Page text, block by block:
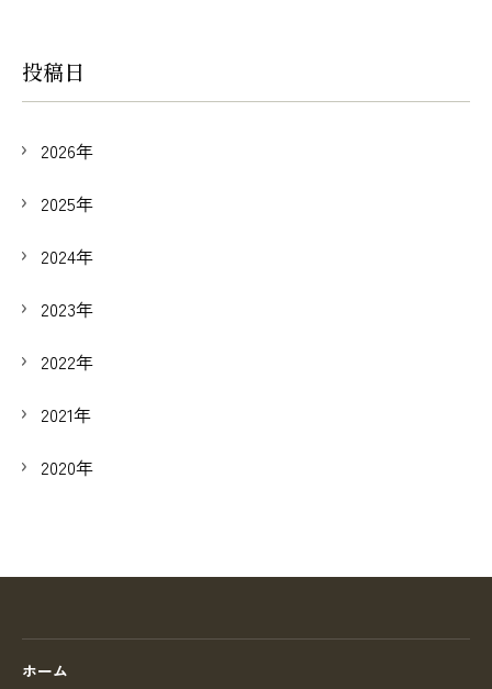
投稿日
2026年
2025年
2024年
2023年
2022年
2021年
2020年
ホーム